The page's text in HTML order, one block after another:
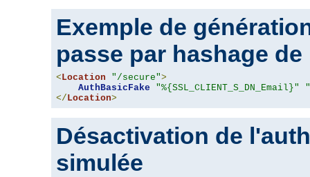
Exemple de
passe par hashage
<Location "/secure">
AuthBasicFake
"%{SSL_CLIENT_S_DN_Email}"
</Location>
Désactivation de
simulée